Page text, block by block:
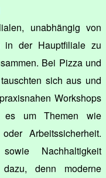
unabhängig von
in der Hauptfiliale zu
Bei Pizza und
sich aus und
Workshops
es um Themen wie
Arbeitssicherheit.
Nachhaltigkeit
denn moderne